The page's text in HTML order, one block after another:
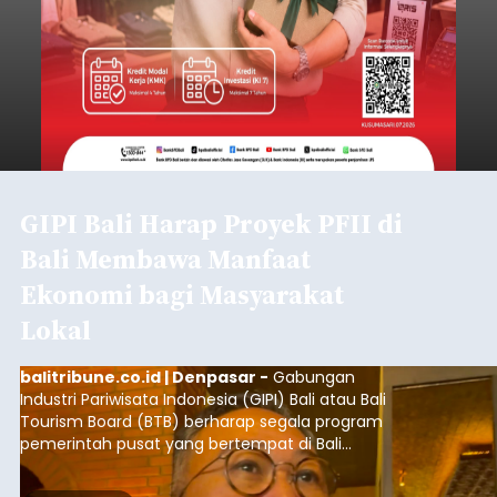
GIPI Bali Harap Proyek PFII di
Bali Membawa Manfaat
Ekonomi bagi Masyarakat
Lokal
balitribune.co.id | Denpasar - Gabungan
Industri Pariwisata Indonesia (GIPI) Bali atau Bali
Tourism Board (BTB) berharap segala program
pemerintah pusat yang bertempat di Bali
membawa dampak positif bagi masyarakat lokal.
"Program pemerintah ini (Bali sebagai Pusat